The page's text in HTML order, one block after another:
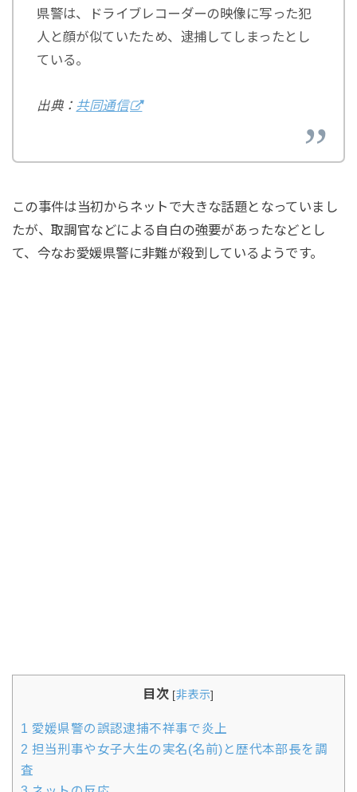
県警は、ドライブレコーダーの映像に写った犯
人と顔が似ていたため、逮捕してしまったとし
ている。
出典： 共同通信
この事件は当初からネットで大きな話題となっていまし
たが、取調官などによる自白の強要があったなどとし
て、今なお愛媛県警に非難が殺到しているようです。
目次 [非表示]
1 愛媛県警の誤認逮捕不祥事で炎上
2 担当刑事や女子大生の実名(名前)と歴代本部長を調
査